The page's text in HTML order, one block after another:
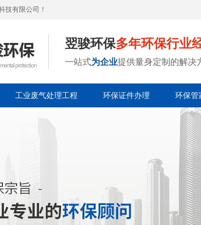
技有限公司！
翌骏环保多年环保行业
一站式为企业提供量身定制的解决
工业废气处理工程 环保证件办理 环保管